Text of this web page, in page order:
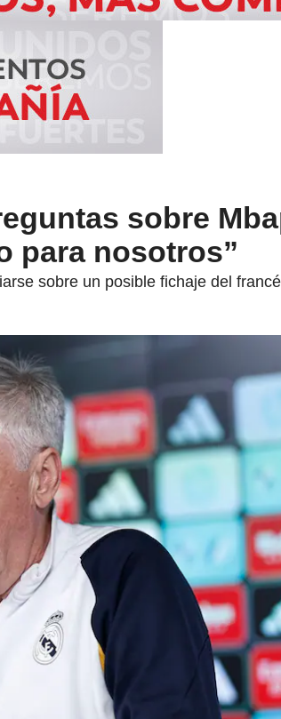
sobre
para nosotros”
sobre un posible fichaje del